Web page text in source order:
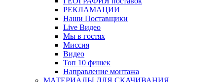
РЕКЛАМАЦИИ
Наши Поставщики
Live Видео
Мы в гостях
Миссия
Видео
Топ 10 фишек
Направление монтажа